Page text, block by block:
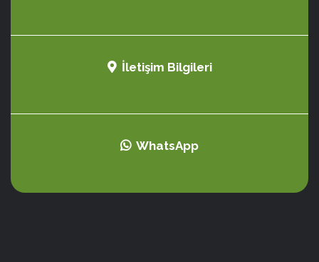
İletişim Bilgileri
WhatsApp